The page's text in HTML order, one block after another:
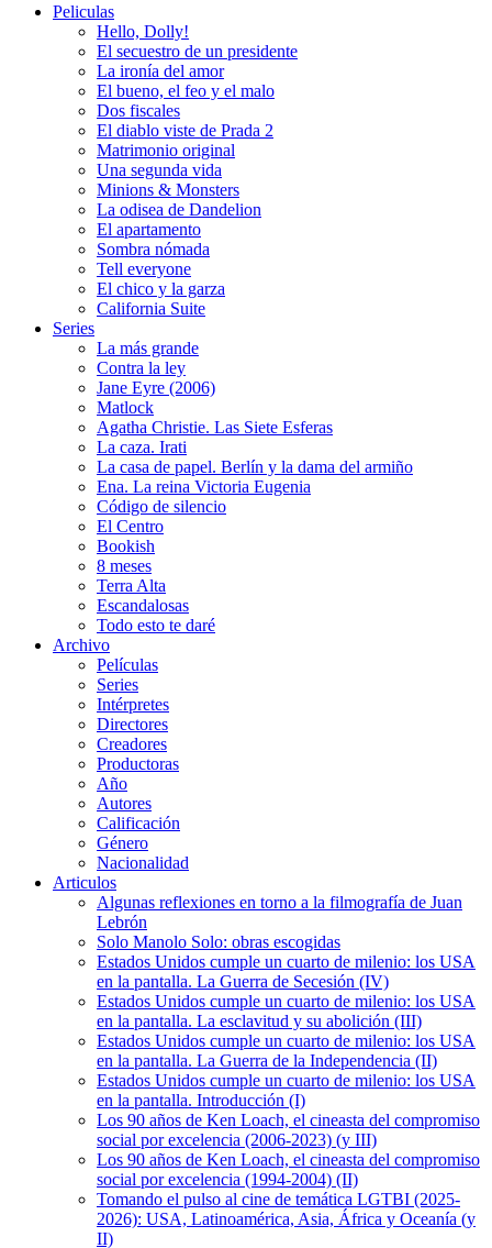
Peliculas
Hello, Dolly!
El secuestro de un presidente
La ironía del amor
El bueno, el feo y el malo
Dos fiscales
El diablo viste de Prada 2
Matrimonio original
Una segunda vida
Minions & Monsters
La odisea de Dandelion
El apartamento
Sombra nómada
Tell everyone
El chico y la garza
California Suite
Series
La más grande
Contra la ley
Jane Eyre (2006)
Matlock
Agatha Christie. Las Siete Esferas
La caza. Irati
La casa de papel. Berlín y la dama del armiño
Ena. La reina Victoria Eugenia
Código de silencio
El Centro
Bookish
8 meses
Terra Alta
Escandalosas
Todo esto te daré
Archivo
Películas
Series
Intérpretes
Directores
Creadores
Productoras
Año
Autores
Calificación
Género
Nacionalidad
Articulos
Algunas reflexiones en torno a la filmografía de Juan
Lebrón
Solo Manolo Solo: obras escogidas
Estados Unidos cumple un cuarto de milenio: los USA
en la pantalla. La Guerra de Secesión (IV)
Estados Unidos cumple un cuarto de milenio: los USA
en la pantalla. La esclavitud y su abolición (III)
Estados Unidos cumple un cuarto de milenio: los USA
en la pantalla. La Guerra de la Independencia (II)
Estados Unidos cumple un cuarto de milenio: los USA
en la pantalla. Introducción (I)
Los 90 años de Ken Loach, el cineasta del compromiso
social por excelencia (2006-2023) (y III)
Los 90 años de Ken Loach, el cineasta del compromiso
social por excelencia (1994-2004) (II)
Tomando el pulso al cine de temática LGTBI (2025-
2026): USA, Latinoamérica, Asia, África y Oceanía (y
II)